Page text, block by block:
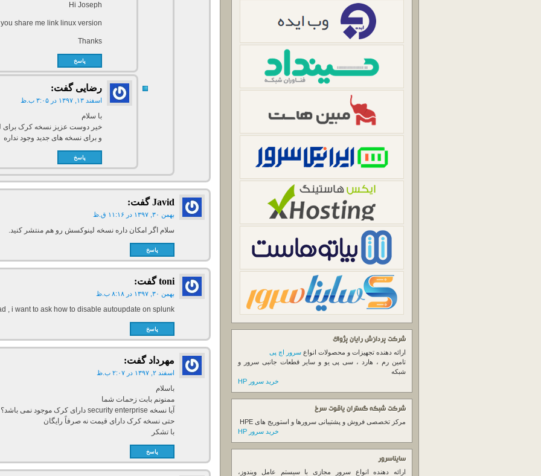
شرکت پردازش رایان پژواک
ارائه دهنده تجهیزات و محصولات انواع سرور اچ پی
تامین رم ، هارد ، سی پی یو و سایر قطعات جانبی سرور و
شبکه
خرید سرور HP
شرکت شبکه گستران یاقوت سرخ
مرکز تخصصی فروش و پشتیبانی سرورها و استوریج های HPE
خرید سرور HP
سایناسرور
ارائه دهنده انواع سرور مجازی با سیستم عامل ویندوز،
Hi Joseph
share me link linux version
Thanks
پاسخ
رضایی گفت:
اسفند ۱۳, ۱۳۹۷ در ۳:۰۵ ب.ظ
با سلام
و برای نسخه های جدید وجود نداره
پاسخ
Javid گفت:
بهمن ۳۰, ۱۳۹۷ در ۱۱:۱۶ ق.ظ
سلام اگر امکان داره نسخه لینوکسش رو هم منتشر کنید.
پاسخ
toni گفت:
بهمن ۳۰, ۱۳۹۷ در ۸:۱۸ ب.ظ
, i want to ask how to disable autoupdate on splunk
پاسخ
مهرداد گفت:
اسفند ۲, ۱۳۹۷ در ۲:۰۷ ب.ظ
باسلام
ممنونم بابت زحمات شما
آیا نسخه security enterprise دارای کرک موجود نمی باشد؟
حتی نسخه کرک دارای قیمت نه صرفاً رایگان
با تشکر
پاسخ